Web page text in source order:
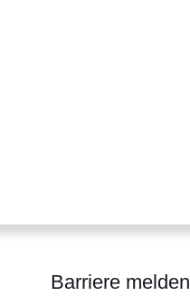
Barriere melden